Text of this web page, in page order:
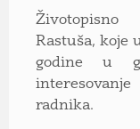
Životopisno
Rastuša, koje
godine u
radnika.